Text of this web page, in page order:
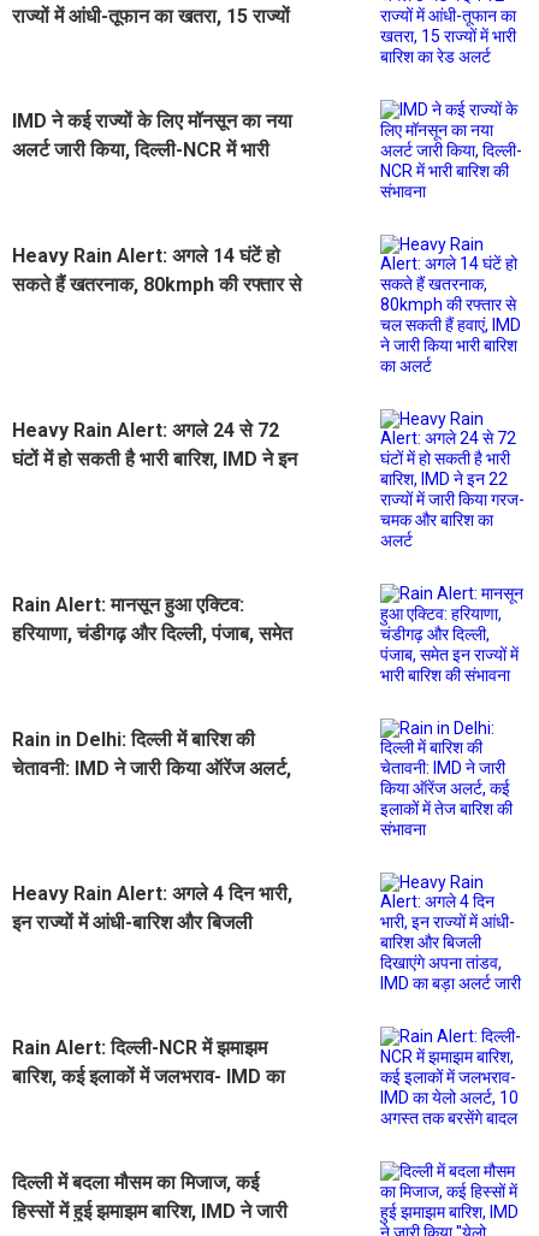
राज्यों में आंधी-तूफान का खतरा, 15 राज्यों
IMD ने कई राज्यों के लिए मॉनसून का नया
अलर्ट जारी किया, दिल्ली-NCR में भारी
Heavy Rain Alert: अगले 14 घंटें हो
सकते हैं खतरनाक, 80kmph की रफ्तार से
Heavy Rain Alert: अगले 24 से 72
घंटों में हो सकती है भारी बारिश, IMD ने इन
Rain Alert: मानसून हुआ एक्टिव:
हरियाणा, चंडीगढ़ और दिल्ली, पंजाब, समेत
Rain in Delhi: दिल्ली में बारिश की
चेतावनी: IMD ने जारी किया ऑरेंज अलर्ट,
Heavy Rain Alert: अगले 4 दिन भारी,
इन राज्यों में आंधी-बारिश और बिजली
Rain Alert: दिल्ली-NCR में झमाझम
बारिश, कई इलाकों में जलभराव- IMD का
दिल्ली में बदला मौसम का मिजाज, कई
हिस्सों में हुई झमाझम बारिश, IMD ने जारी